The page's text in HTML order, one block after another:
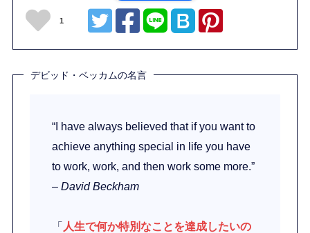
1
デビッド・ベッカムの名言
“I have always believed that if you want to
achieve anything special in life you have
to work, work, and then work some more.”
– David Beckham
「 人生で何か特別なことを達成したいの